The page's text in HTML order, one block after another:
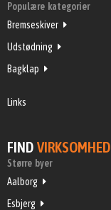
Populære kategorier
Bremseskiver
Udstødning
Bagklap
Links
FIND VIRKSOMHED
Større byer
Aalborg
Esbjerg